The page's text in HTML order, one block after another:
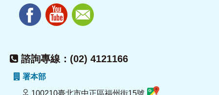
諮詢專線：(02) 4121166
署本部
100210臺北市中正區福州街15號